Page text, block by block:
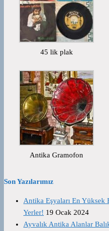
45 lik plak
Antika Gramofon
Son Yazılarımız
Antika Eşyaları En
Yerler! 19 Ocak 2024
Ayvalık Antika Alanlar